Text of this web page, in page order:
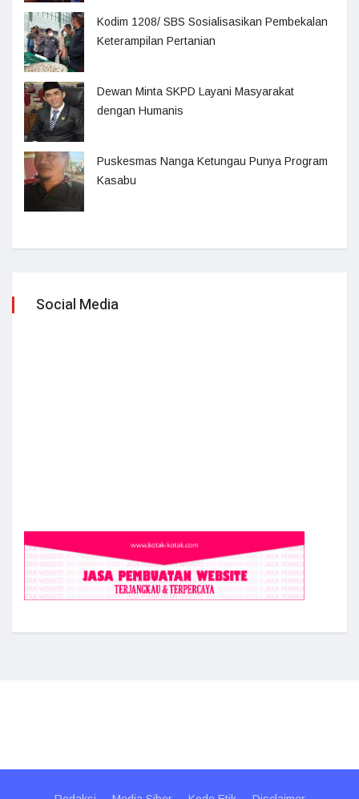
Kodim 1208/ SBS Sosialisasikan Pembekalan
Keterampilan Pertanian
Dewan Minta SKPD Layani Masyarakat
dengan Humanis
Puskesmas Nanga Ketungau Punya Program
Kasabu
Social Media